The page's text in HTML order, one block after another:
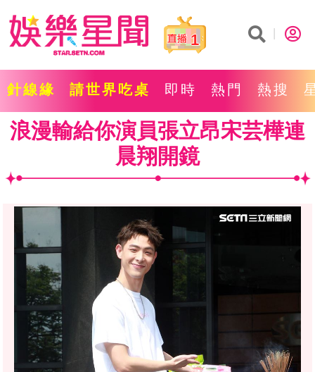
1
針線緣 請世界吃桌 即時 熱門 熱搜
浪漫輸給你演員張立昂宋芸樺連
晨翔開鏡